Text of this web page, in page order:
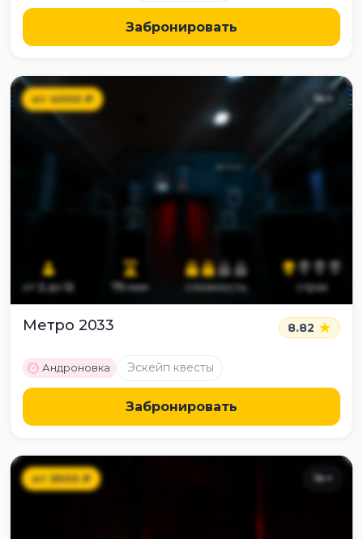
Забронировать
от4000₽ 14+
от 2до 12 75мин сложность страх
Метро 2033 8.82
M Андроновка Эскейп квесты
Забронировать
от 3500₽ 14+